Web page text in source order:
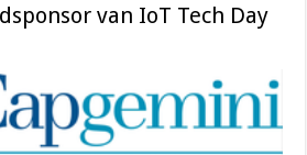
van IoT Tech Day